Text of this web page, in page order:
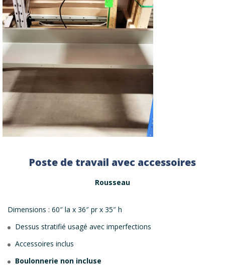
Poste de travail avec accessoires
Rousseau
Dimensions : 60″ la x 36″ pr x 35″ h
Dessus stratifié usagé avec imperfections
Accessoires inclus
Boulonnerie non incluse